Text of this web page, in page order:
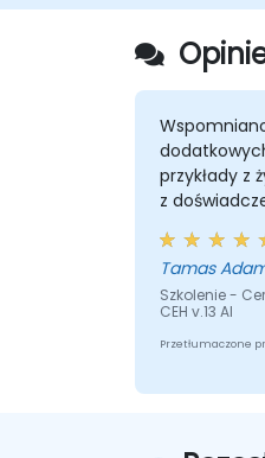
przykłady z
z
Szkolenie -
CEH v.13 AI
Przetłumaczone